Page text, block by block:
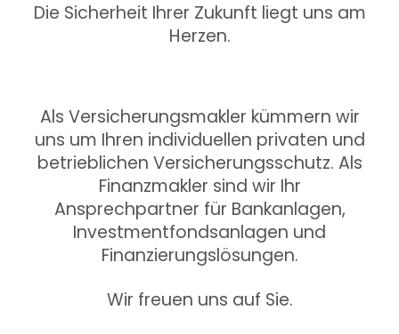
Die Sicherheit Ihrer Zukunft liegt uns am
Herzen.
Als Versicherungsmakler kümmern wir
uns um Ihren individuellen privaten und
betrieblichen Versicherungsschutz. Als
Finanzmakler sind wir Ihr
Ansprechpartner für Bankanlagen,
Investmentfondsanlagen und
Finanzierungslösungen.
Wir freuen uns auf Sie.